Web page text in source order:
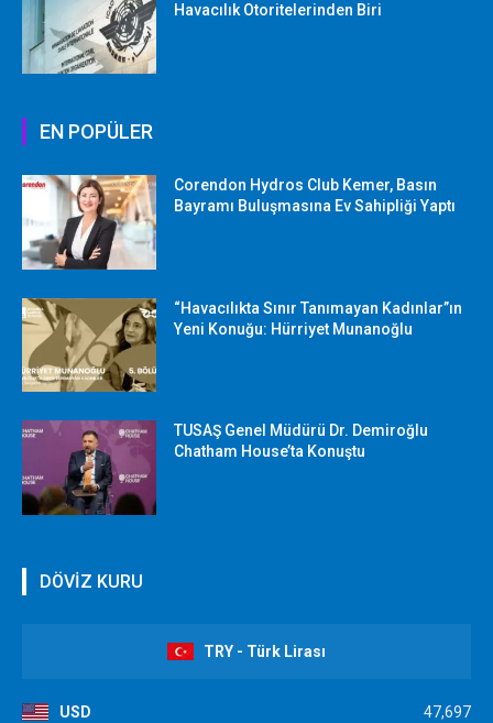
Havacılık Otoritelerinden Biri
EN POPÜLER
Corendon Hydros Club Kemer, Basın
Bayramı Buluşmasına Ev Sahipliği Yaptı
“Havacılıkta Sınır Tanımayan Kadınlar”ın
Yeni Konuğu: Hürriyet Munanoğlu
TUSAŞ Genel Müdürü Dr. Demiroğlu
Chatham House’ta Konuştu
DÖVİZ KURU
TRY - Türk Lirası
USD 47,697